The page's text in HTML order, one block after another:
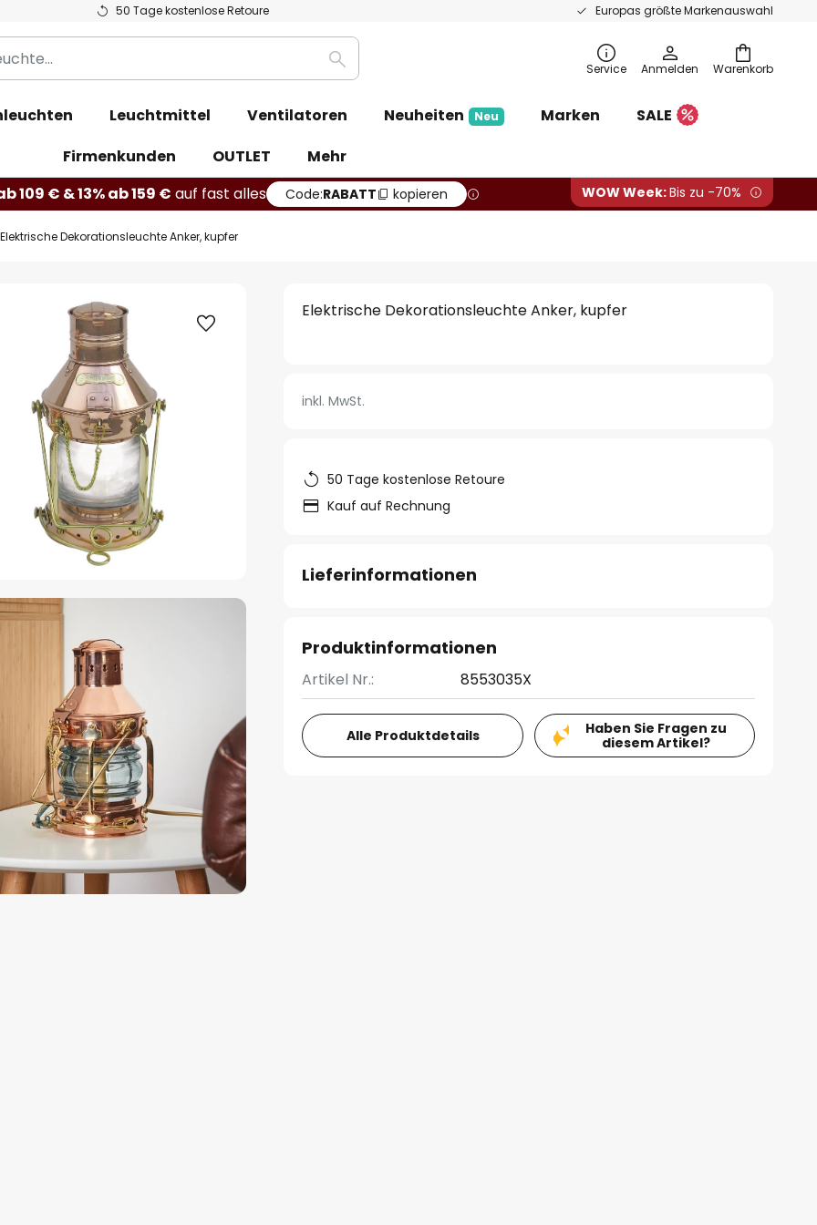
50 Tage kostenlose Retoure Europas größte Markenauswahl
Warenkorb
Suche Service Anmelden
Leuchtmittel Ventilatoren Neuheiten Neu Marken
SALE
Firmenkunden
OUTLET
Mehr
109 € & 13% ab 159 € auf fast alles Code:RABATT kopieren WOW Week:Bis zu -70%
Elektrische Dekorationsleuchte Anker, kupfer
Elektrische Dekorationsleuchte Anker, kupfer
inkl. MwSt.
50 Tage kostenlose Retoure
Kauf auf Rechnung
Lieferinformationen
Produktinformationen
Artikel Nr.: 8553035X
Alle Produktdetails
Haben Sie Fragen zu
diesem Artikel?